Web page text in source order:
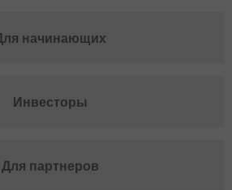
начинающих
Инвесторы
Для партнеров